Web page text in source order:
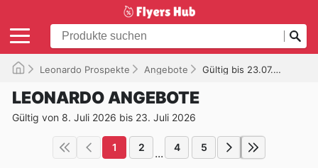
Leonardo Prospekte Angebote Gültig bis 23.07.2026
LEONARDO ANGEBOTE
Gültig von 8. Juli 2026 bis 23. Juli 2026
1 2 ... 4 5